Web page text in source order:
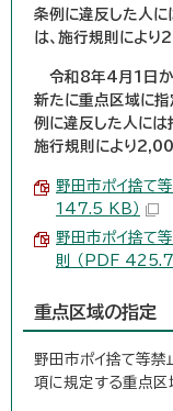
条例に違反した人に
は、施行規則によ
令和8年4月1日か
新たに重点区域に指
例に違反した人には
施行規則により
野田市ポイ捨て
147.5 KB）
野田市ポイ捨て
則 （PDF 425.7
重点区域の指定
野田市ポイ捨て等
項に規定する重点区